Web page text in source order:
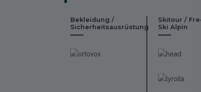
Bekleidung /
Sicherheitsausrüstung
Skitour /
Ski Alpin